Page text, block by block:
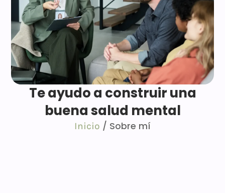
Te ayudo a construir una
buena salud mental
Inicio / Sobre mí